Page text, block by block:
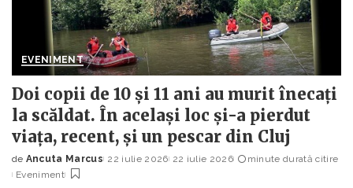
EVENIMENT
Doi copii de 10 și 11 ani au murit înecați
la scăldat. În același loc și-a pierdut
viața, recent, și un pescar din Cluj
Posted
by
de Ancuta Marcus 22 iulie 2026 22 iulie 2026
minute durată citire
Eveniment